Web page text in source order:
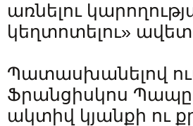
առնելու
կեղտոտելու»
Պատասխանելով
Ֆրանցիսկոս
ակտիվ կյանքի ու